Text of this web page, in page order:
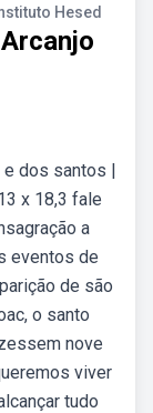
Hesed
e dos santos |
x 18,3 fale
a
eventos de
de são
o santo
nove
viver
tudo